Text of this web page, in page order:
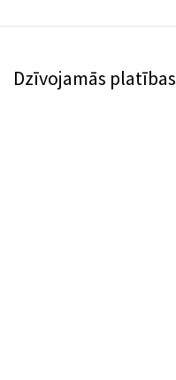
Dzīvojamās platības